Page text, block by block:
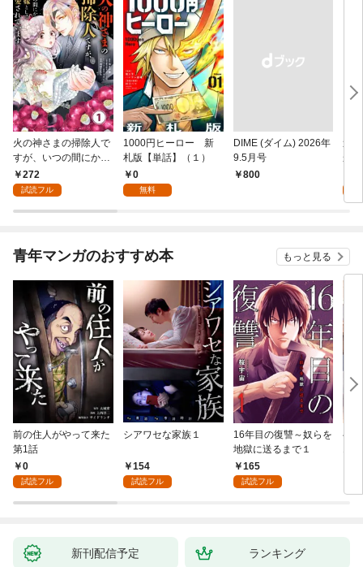
火の神さまの掃除人で
すが、いつの間にか花
嫁として溺愛されてい
ます【単話】（１）
272
試読フル
1000円ヒーロー 新
札版【単話】（１）
0
無料
DIME (ダイム) 2026年
9.5月号
￥800
追
か
れ
（
青年マンガのおすすめ本 もっと見る
前の住人がやって来た
第1話
0
試読フル
シアワセな家族１
154
試読フル
16年目の復讐～奴らを
地獄に送るまで１
165
試読フル
ベ
新刊配信予定 ランキング